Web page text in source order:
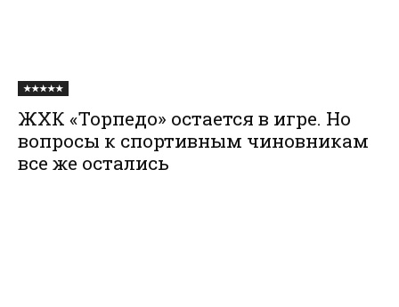
★★★★★
ЖХК «Торпедо» остается в игре. Но
вопросы к спортивным чиновникам
все же остались